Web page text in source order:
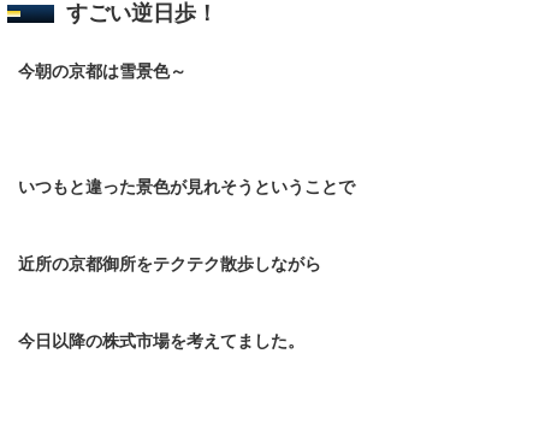
すごい逆日歩！
今朝の京都は雪景色～
いつもと違った景色が見れそうということで
近所の京都御所をテクテク散歩しながら
今日以降の株式市場を考えてました。